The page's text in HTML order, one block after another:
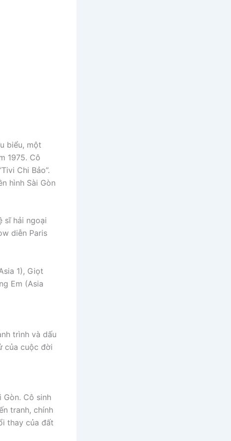
biểu, một
1975. Cô
Chi Bảo”.
hình Sài Gòn
sĩ hải ngoại
diễn Paris
1), Giọt
Em (Asia
trình và dấu
của cuộc đời
Gòn. Cô sinh
tranh, chính
thay của đất